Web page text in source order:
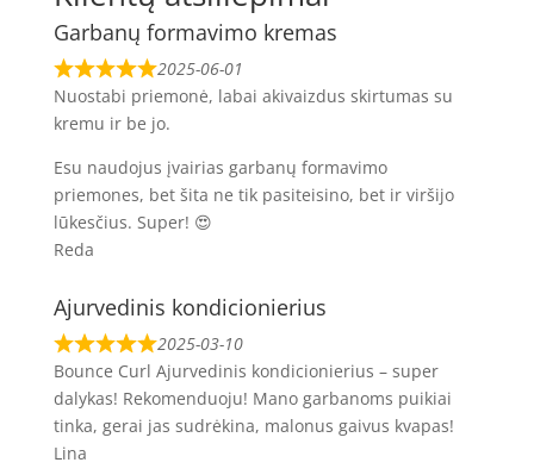
Garbanų formavimo kremas
2025-06-01
Nuostabi priemonė, labai akivaizdus skirtumas su
kremu ir be jo.
Esu naudojus įvairias garbanų formavimo
priemones, bet šita ne tik pasiteisino, bet ir viršijo
lūkesčius. Super! 😍
Reda
Ajurvedinis kondicionierius
2025-03-10
Bounce Curl Ajurvedinis kondicionierius – super
dalykas! Rekomenduoju! Mano garbanoms puikiai
tinka, gerai jas sudrėkina, malonus gaivus kvapas!
Lina